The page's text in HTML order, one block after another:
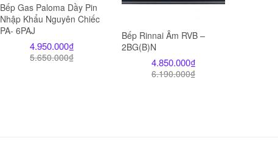
Bếp Gas Paloma Dầy Pin
Nhập Khẩu Nguyên Chiếc
PA- 6PAJ
5.650.000₫
4.950.000₫
Bếp Rinnai Âm RVB –
2BG(B)N
6.190.000₫
4.850.000₫